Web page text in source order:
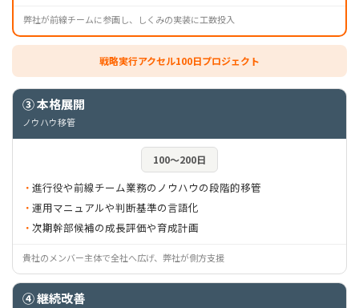
弊社が前線チームに参画し、しくみの実装に工数投入
戦略実行アクセル100日プロジェクト
③ 本格展開
ノウハウ移管
100〜200日
進行役や前線チーム業務のノウハウの段階的移管
運用マニュアルや判断基準の言語化
次期幹部候補の成長評価や育成計画
貴社のメンバー主体で全社へ広げ、弊社が側方支援
④ 継続改善